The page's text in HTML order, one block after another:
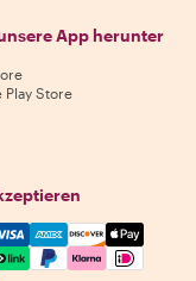
App herunter
Play Store
Visa, Amex,